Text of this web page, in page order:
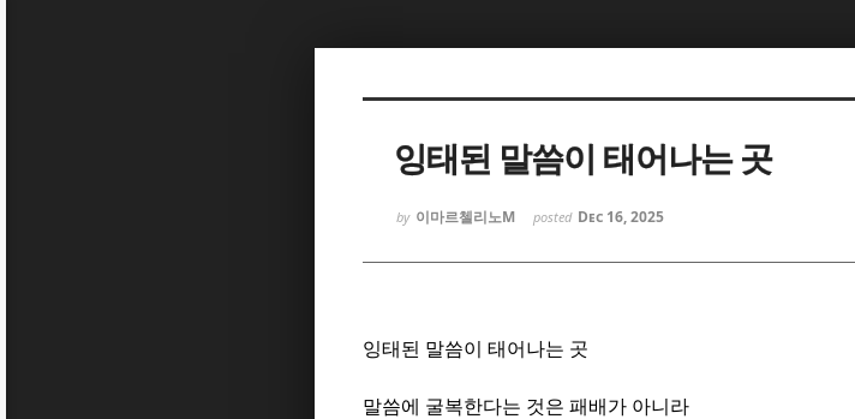
잉태된 말씀이 태어나는 곳
by 이마르첼리노M posted Dec 16, 2025
잉태된 말씀이 태어나는 곳
말씀에 굴복한다는 것은 패배가 아니라
Sketchbook5, 스케치북5
Sketchbook5, 스케치북5